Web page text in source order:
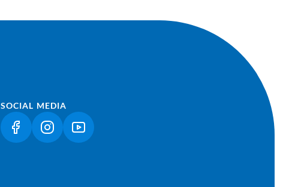
SOCIAL MEDIA
(LINK ÖFFNET IN NEUEM TAB)
(LINK ÖFFNET IN NEUEM TAB)
(LINK ÖFFNET IN NEUEM TAB)